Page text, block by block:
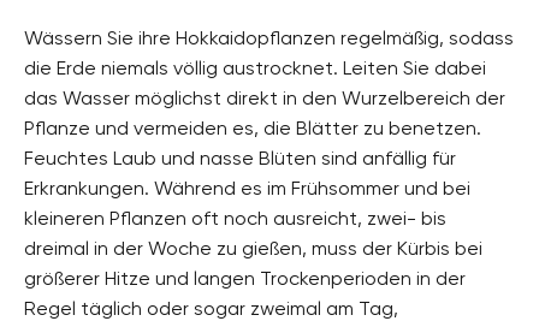
Wässern Sie ihre Hokkaidopflanzen regelmäßig, sodass
die Erde niemals völlig austrocknet. Leiten Sie dabei
das Wasser möglichst direkt in den Wurzelbereich der
Pflanze und vermeiden es, die Blätter zu benetzen.
Feuchtes Laub und nasse Blüten sind anfällig für
Erkrankungen. Während es im Frühsommer und bei
kleineren Pflanzen oft noch ausreicht, zwei- bis
dreimal in der Woche zu gießen, muss der Kürbis bei
größerer Hitze und langen Trockenperioden in der
Regel täglich oder sogar zweimal am Tag,